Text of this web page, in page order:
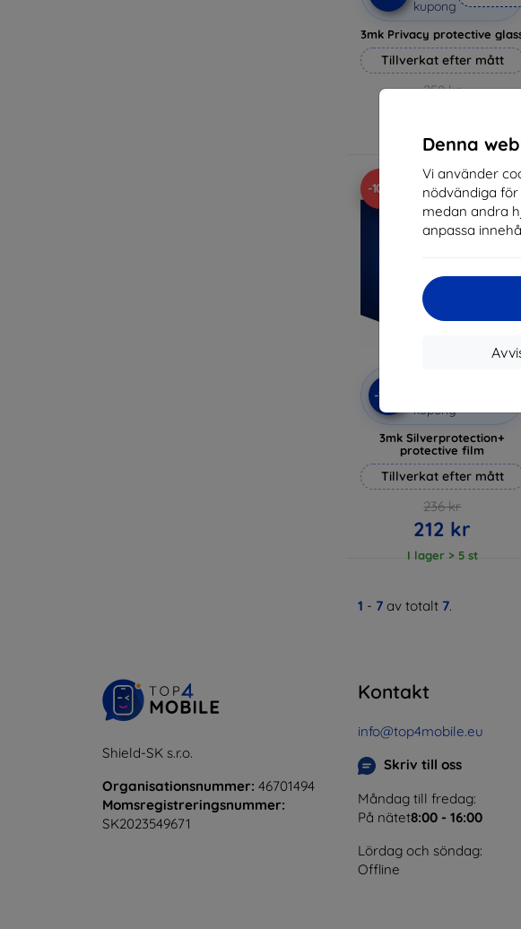
Denna
Vi använder
nödvändiga
medan andra
anpassa
kupong
3mk Privacy protective
Tillverkat efter mått
258 kr
I lager 3 st
-10%
-10%
kupong
3mk Silverprotection+
protective film
Tillverkat efter mått
236 kr
212 kr
I lager > 5 st
1 - 7 av totalt 7.
Shield-SK s.r.o.
Organisationsnummer: 46701494
Momsregistreringsnummer:
SK2023549671
Kontakt
info@top4mobile.eu
Skriv till oss
Måndag till fredag:
På nätet8:00 - 16:00
Lördag och söndag:
Offline